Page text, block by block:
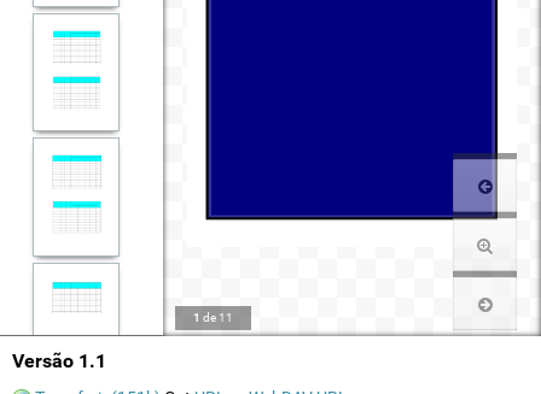
1 de 11
Versão 1.1